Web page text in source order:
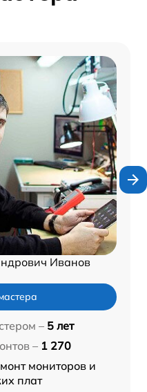
Иванов
– 5 лет
– 1 270
мониторов и
плат